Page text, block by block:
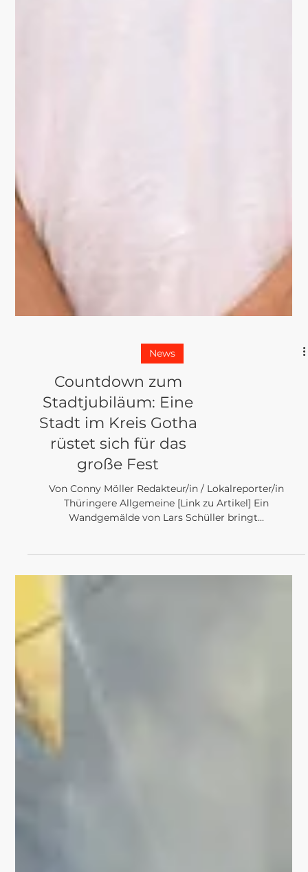
News
Countdown zum
Stadtjubiläum: Eine
Stadt im Kreis Gotha
rüstet sich für das
große Fest